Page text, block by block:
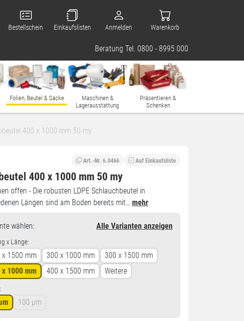
Bestellschein Einkaufslisten Anmelden Warenkorb
Beratung Tel. 0800 - 8995 000
Folien, Beutel & Säcke
Maschinen &
Lagerausstattung
Präsentieren &
Schenken
400 x 1000 mm 50 my
Art.-Nr. 6.0466 Auf Einkaufsliste
400 x 1000 mm 50 my
offen - Die robusten LDPE Schlauchbeutel in
Längen sind am Boden bereits mit… mehr
wählen: Alle Varianten anzeigen
x Länge:
x 1500 mm 300 x 1000 mm
300 x 1500 mm
x 1000 mm
400 x 1500 mm Weitere
100 µm